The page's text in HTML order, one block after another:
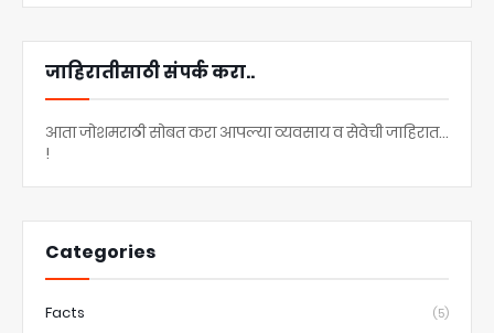
जाहिरातीसाठी संपर्क करा..
आता जोशमराठी सोबत करा आपल्या व्यवसाय व सेवेची जाहिरात...
!
Categories
Facts (5)